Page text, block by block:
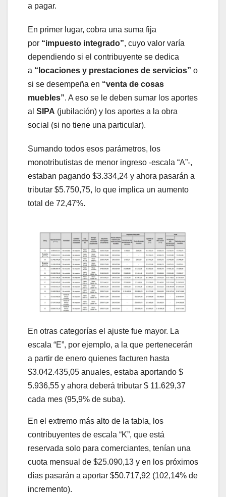
a pagar.
En primer lugar, cobra una suma fija
por “impuesto integrado”, cuyo valor varía
dependiendo si el contribuyente se dedica
a “locaciones y prestaciones de servicios” o
si se desempeña en “venta de cosas
muebles”. A eso se le deben sumar los aportes
al SIPA (jubilación) y los aportes a la obra
social (si no tiene una particular).
Sumando todos esos parámetros, los
monotributistas de menor ingreso -escala “A”-,
estaban pagando $3.334,24 y ahora pasarán a
tributar $5.750,75, lo que implica un aumento
total de 72,47%.
En otras categorías el ajuste fue mayor. La
escala “E”, por ejemplo, a la que pertenecerán
a partir de enero quienes facturen hasta
$3.042.435,05 anuales, estaba aportando $
5.936,55 y ahora deberá tributar $ 11.629,37
cada mes (95,9% de suba).
En el extremo más alto de la tabla, los
contribuyentes de escala “K”, que está
reservada solo para comerciantes, tenían una
cuota mensual de $25.090,13 y en los próximos
días pasarán a aportar $50.717,92 (102,14% de
incremento).